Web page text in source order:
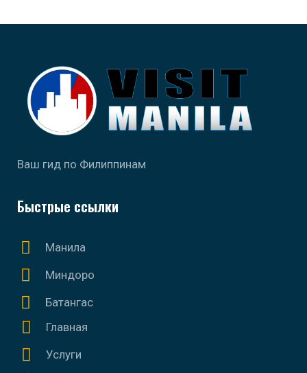
Ваш гид по Филиппинам
Быстрые ссылки
Манила
Миндоро
Батангас
Главная
Услуги